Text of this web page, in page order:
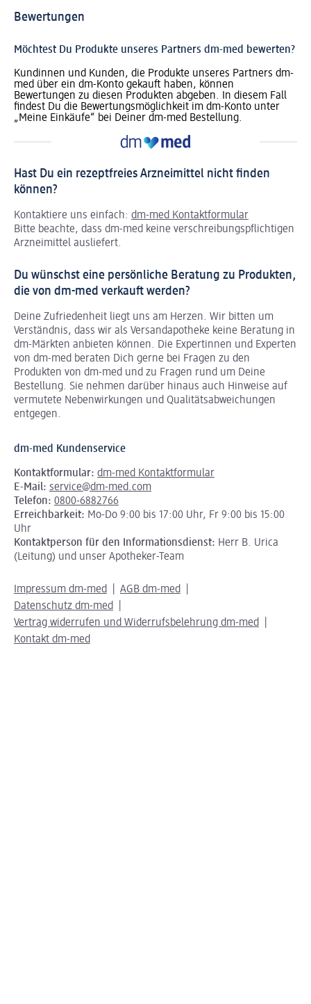
Bewertungen
Möchtest Du Produkte unseres Partners dm-med bewerten?
Kundinnen und Kunden, die Produkte unseres Partners dm-
med über ein dm-Konto gekauft haben, können
Bewertungen zu diesen Produkten abgeben. In diesem Fall
findest Du die Bewertungsmöglichkeit im dm-Konto unter
„Meine Einkäufe“ bei Deiner dm-med Bestellung.
Hast Du ein rezeptfreies Arzneimittel nicht finden
können?
Kontaktiere uns einfach: dm-med Kontaktformular
Bitte beachte, dass dm-med keine verschreibungspflichtigen
Arzneimittel ausliefert.
Du wünschst eine persönliche Beratung zu Produkten,
die von dm-med verkauft werden?
Deine Zufriedenheit liegt uns am Herzen. Wir bitten um
Verständnis, dass wir als Versandapotheke keine Beratung in
dm-Märkten anbieten können. Die Expertinnen und Experten
von dm-med beraten Dich gerne bei Fragen zu den
Produkten von dm-med und zu Fragen rund um Deine
Bestellung. Sie nehmen darüber hinaus auch Hinweise auf
vermutete Nebenwirkungen und Qualitätsabweichungen
entgegen.
dm-med Kundenservice
Kontaktformular: dm-med Kontaktformular
E-Mail: service@dm-med.com
Telefon: 0800-6882766
Erreichbarkeit: Mo-Do 9:00 bis 17:00 Uhr, Fr 9:00 bis 15:00
Uhr
Kontaktperson für den Informationsdienst: Herr B. Urica
(Leitung) und unser Apotheker-Team
Impressum dm-med
AGB dm-med
Datenschutz dm-med
Vertrag widerrufen und Widerrufsbelehrung dm-med
Kontakt dm-med